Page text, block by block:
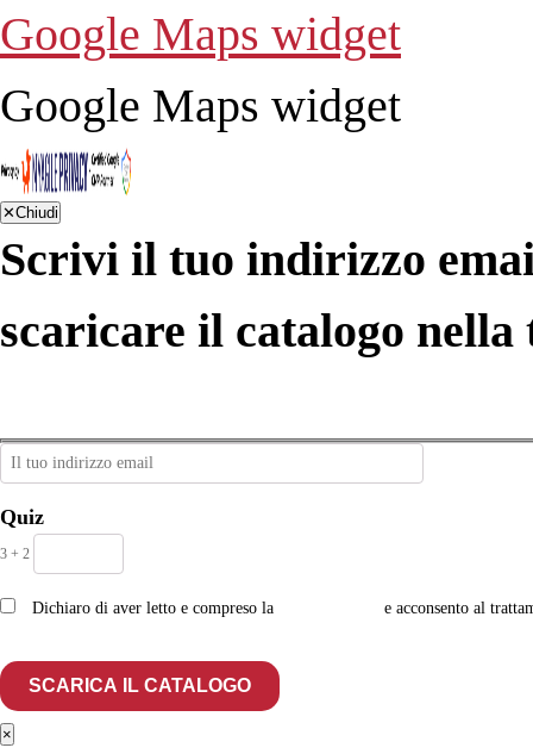
Google Maps widget
Google Maps widget
✕Chiudi
Scrivi il tuo indirizzo
scaricare il catalogo nella
Quiz
3 + 2
Dichiaro di aver letto e compreso la e acconsento al
×